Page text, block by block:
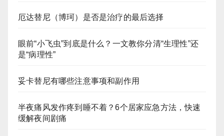
厄达替尼（博珂）是否是治疗的最后选择
眼前“小飞虫”到底是什么？一文教你分清“生理性”还
是“病理性”
妥卡替尼有哪些注意事项和副作用
半夜痛风发作疼到睡不着？6个居家应急方法，快速
缓解夜间剧痛